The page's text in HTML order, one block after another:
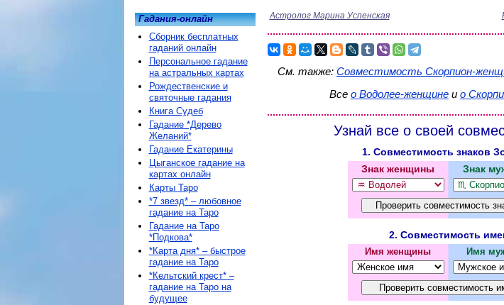
Астролог Марина Успенская
См. также: Совместимость Скорпион-
Все о Водолее-женщине и о
Узнай все о своей
1. Совместимость знаков
Знак женщины
Знак
2. Совместимость
Имя женщины Имя
Гадания-онлайн
Сборник бесплатных
гаданий онлайн
Персональное гадание
на астральных картах
Рождественские и
святочные гадания
Книга Судеб
Гадание *Дерево
Желаний*
Гадание Екатерины
Цыганское гадание на
картах онлайн
Карты Таро
*7 звезд* – любовное
гадание на Таро
Гадание на Таро
*Подкова*
*Карта дня* – быстрое
гадание на Таро
*Кельтский крест* –
гадание на Таро на
будущее